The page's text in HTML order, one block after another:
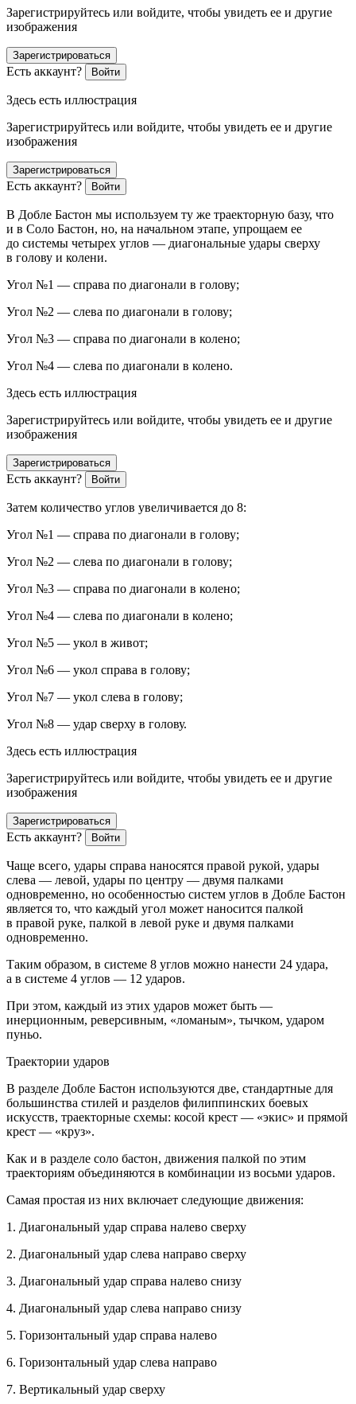
Зарегистрируйтесь или войдите, чтобы увидеть ее и другие
изображения
Зарегистрироваться
Есть аккаунт? Войти
Здесь есть иллюстрация
Зарегистрируйтесь или войдите, чтобы увидеть ее и другие
изображения
Зарегистрироваться
Есть аккаунт? Войти
В Добле Бастон мы используем ту же траекторную базу, что
и в Соло Бастон, но, на начальном этапе, упрощаем ее
до системы четырех углов — диагональные удары сверху
в голову и колени.
Угол №1 — справа по диагонали в голову;
Угол №2 — слева по диагонали в голову;
Угол №3 — справа по диагонали в колено;
Угол №4 — слева по диагонали в колено.
Здесь есть иллюстрация
Зарегистрируйтесь или войдите, чтобы увидеть ее и другие
изображения
Зарегистрироваться
Есть аккаунт? Войти
Затем количество углов увеличивается до 8:
Угол №1 — справа по диагонали в голову;
Угол №2 — слева по диагонали в голову;
Угол №3 — справа по диагонали в колено;
Угол №4 — слева по диагонали в колено;
Угол №5 — укол в живот;
Угол №6 — укол справа в голову;
Угол №7 — укол слева в голову;
Угол №8 — удар сверху в голову.
Здесь есть иллюстрация
Зарегистрируйтесь или войдите, чтобы увидеть ее и другие
изображения
Зарегистрироваться
Есть аккаунт? Войти
Чаще всего, удары справа наносятся правой рукой, удары
слева — левой, удары по центру — двумя палками
одновременно, но особенностью систем углов в Добле Бастон
является то, что каждый угол может наносится палкой
в правой руке, палкой в левой руке и двумя палками
одновременно.
Таким образом, в системе 8 углов можно нанести 24 удара,
а в системе 4 углов — 12 ударов.
При этом, каждый из этих ударов может быть —
инерционным, реверсивным, «ломаным», тычком, ударом
пуньо.
Траектории ударов
В разделе Добле Бастон используются две, стандартные для
большинства стилей и разделов филиппинских боевых
искусств, траекторные схемы: косой крест — «экис» и прямой
крест — «круз».
Как и в разделе соло бастон, движения палкой по этим
траекториям объединяются в комбинации из восьми ударов.
Самая простая из них включает следующие движения:
1. Диагональный удар справа налево сверху
2. Диагональный удар слева направо сверху
3. Диагональный удар справа налево снизу
4. Диагональный удар слева направо снизу
5. Горизонтальный удар справа налево
6. Горизонтальный удар слева направо
7. Вертикальный удар сверху